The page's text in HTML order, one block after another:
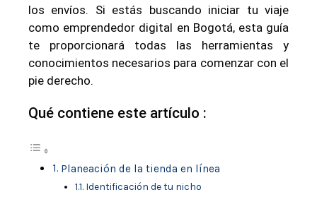
los envíos. Si estás buscando iniciar tu viaje
como emprendedor digital en Bogotá, esta guía
te proporcionará todas las herramientas y
conocimientos necesarios para comenzar con el
pie derecho.
Qué contiene este artículo :
Planeación de la tienda en línea
Identificación de tu nicho